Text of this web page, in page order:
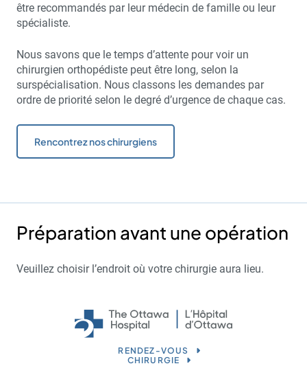
être recommandés par leur médecin de famille ou leur
spécialiste.
Nous savons que le temps d’attente pour voir un
chirurgien orthopédiste peut être long, selon la
surspécialisation. Nous classons les demandes par
ordre de priorité selon le degré d’urgence de chaque cas.
Rencontrez nos chirurgiens
Préparation avant une opération
Veuillez choisir l’endroit où votre chirurgie aura lieu.
RENDEZ-VOUS
CHIRURGIE